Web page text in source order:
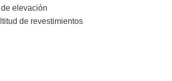
elevación
de revestimientos